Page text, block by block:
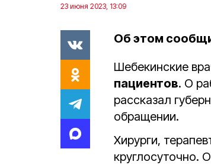
23 июня 2023, 13:09
Об этом
Шебекинские
пациентов. О
рассказал
обращении.
Хирурги,
круглосуточно.